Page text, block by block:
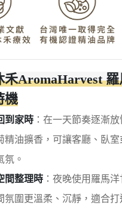
禾AromaHarvest
機
到家時 ：在一天節奏逐漸
精油擴香，可讓客廳、臥
氛。
間整理時 ：夜晚使用羅馬
氛圍更溫柔、沉靜，適合